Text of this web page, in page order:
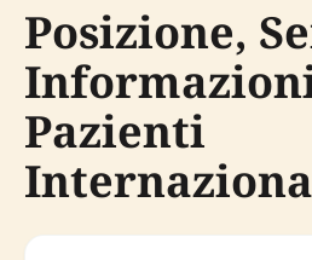
Posizione,
Pazienti